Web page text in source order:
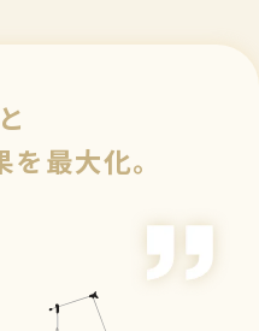
と
を最大化。